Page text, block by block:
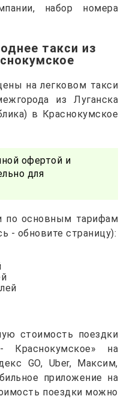
набор номера
такси из
на легковом такси
из Луганска
в Краснокумское
офертой и
для
по основным тарифам
- обновите страницу):
стоимость поездки
на
GO, Uber, Максим,
приложение на
поездки можно